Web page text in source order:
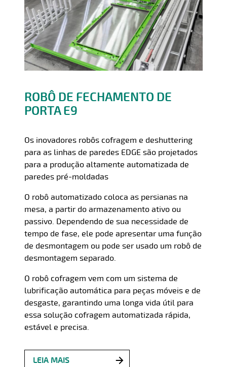
ROBÔ DE FECHAMENTO DE
PORTA E9
Os inovadores robôs cofragem e deshuttering
para as linhas de paredes EDGE são projetados
para a produção altamente automatizada de
paredes pré-moldadas
O robô automatizado coloca as persianas na
mesa, a partir do armazenamento ativo ou
passivo. Dependendo de sua necessidade de
tempo de fase, ele pode apresentar uma função
de desmontagem ou pode ser usado um robô de
desmontagem separado.
O robô cofragem vem com um sistema de
lubrificação automática para peças móveis e de
desgaste, garantindo uma longa vida útil para
essa solução cofragem automatizada rápida,
estável e precisa.
LEIA MAIS